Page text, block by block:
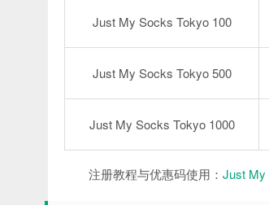
Just My Socks Tokyo 100
Just My Socks Tokyo 500
Just My Socks Tokyo 1000
注册教程与优惠码使用： Just My